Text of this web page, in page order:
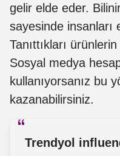
gelir elde eder.
sayesinde insanları
Tanıttıkları
Sosyal medya
kullanıyorsanız bu
kazanabilirsiniz.
Trendyol